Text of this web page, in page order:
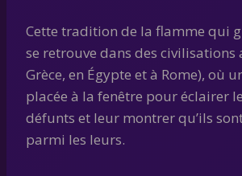
Cette tradition de la flamme qui
se retrouve dans des civilisations
Grèce, en Égypte et à Rome), où
placée à la fenêtre pour éclairer
défunts et leur montrer qu’ils
parmi les leurs.